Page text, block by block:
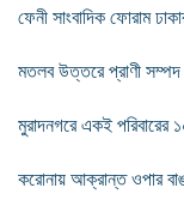
ফেনী সাংবাদিক ফোরাম
মতলব উত্তরে প্রাণী সম্পদ
মুরাদনগরে একই
করোনায় আক্রান্ত ওপার